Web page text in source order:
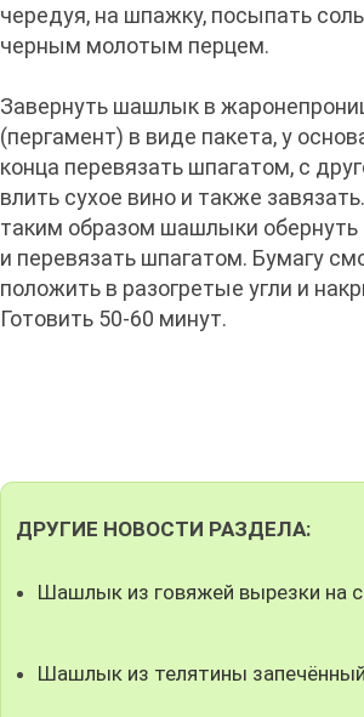
чередуя, на шпажку, посыпать
черным молотым перцем.
Завернуть шашлык в
(пергамент) в виде пакета, у
конца перевязать шпагатом, с
влить сухое вино и также
таким образом шашлыки обернуть
и перевязать шпагатом. Бумагу
положить в разогретые угли и
Готовить 50-60 минут.
ДРУГИЕ НОВОСТИ РАЗДЕЛА:
Шашлык из говяжей вырезки на
Шашлык из телятины